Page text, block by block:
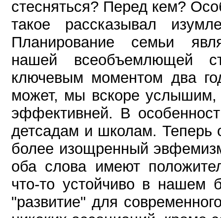
стесняться? Перед кем?
такое рассказывал
Планирование семьи
нашей всеобъемлющей
ключевым моментом два
может, мы вскоре услышим,
эффективней. В
детсадам и школам. Теперь
более изощренный
оба слова имеют
что-то устойчиво в нашем
"развитие" для